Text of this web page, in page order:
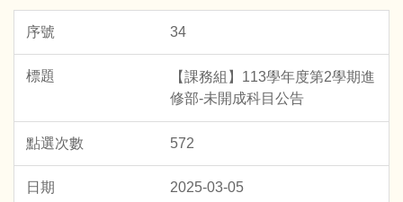
34
【課務組】113學年度第2學期進
修部-未開成科目公告
572
2025-03-05